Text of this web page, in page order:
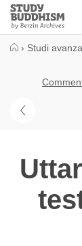
Close
Study
Buddhism
› Studi